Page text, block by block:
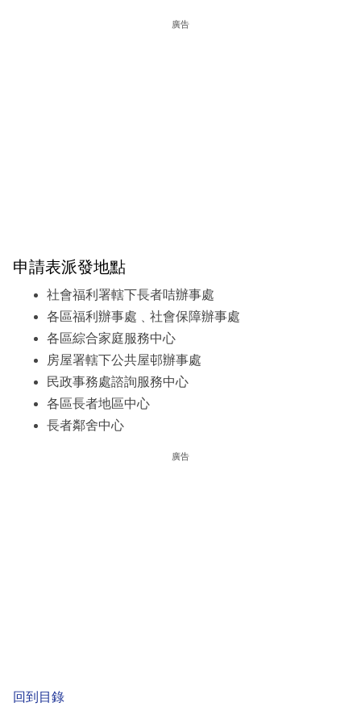
廣告
申請表派發地點
社會福利署轄下長者咭辦事處
各區福利辦事處﹑社會保障辦事處
各區綜合家庭服務中心
房屋署轄下公共屋邨辦事處
民政事務處諮詢服務中心
各區長者地區中心
長者鄰舍中心
廣告
回到目錄